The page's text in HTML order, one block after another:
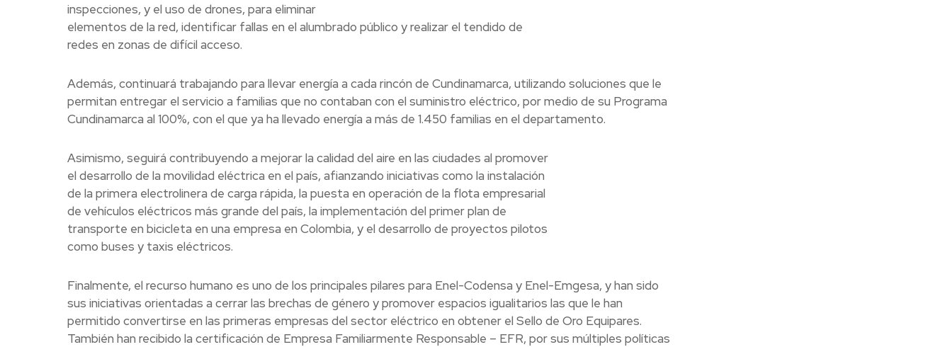
inspecciones, y el uso de drones, para eliminar
elementos de la red, identificar fallas en el alumbrado público y realizar el tendido de
redes en zonas de difícil acceso.
Además, continuará trabajando para llevar energía a cada rincón de Cundinamarca, utilizando soluciones que le
permitan entregar el servicio a familias que no contaban con el suministro eléctrico, por medio de su Programa
Cundinamarca al 100%, con el que ya ha llevado energía a más de 1.450 familias en el departamento.
Asimismo, seguirá contribuyendo a mejorar la calidad del aire en las ciudades al promover
el desarrollo de la movilidad eléctrica en el país, afianzando iniciativas como la instalación
de la primera electrolinera de carga rápida, la puesta en operación de la flota empresarial
de vehículos eléctricos más grande del país, la implementación del primer plan de
transporte en bicicleta en una empresa en Colombia, y el desarrollo de proyectos pilotos
como buses y taxis eléctricos.
Finalmente, el recurso humano es uno de los principales pilares para Enel-Codensa y Enel-Emgesa, y han sido
sus iniciativas orientadas a cerrar las brechas de género y promover espacios igualitarios las que le han
permitido convertirse en las primeras empresas del sector eléctrico en obtener el Sello de Oro Equipares.
También han recibido la certificación de Empresa Familiarmente Responsable – EFR, por sus múltiples políticas